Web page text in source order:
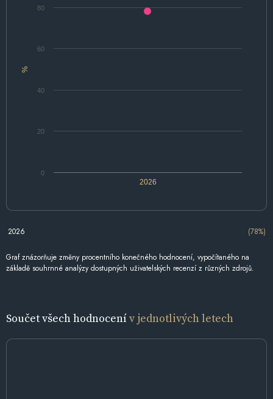
%
2026
0
20
40
60
80
2026 (78%)
Graf znázorňuje změny procentního konečného hodnocení, vypočítaného na
základě souhrnné analýzy dostupných uživatelských recenzí z různých zdrojů.
Součet všech hodnocenív jednotlivých letech